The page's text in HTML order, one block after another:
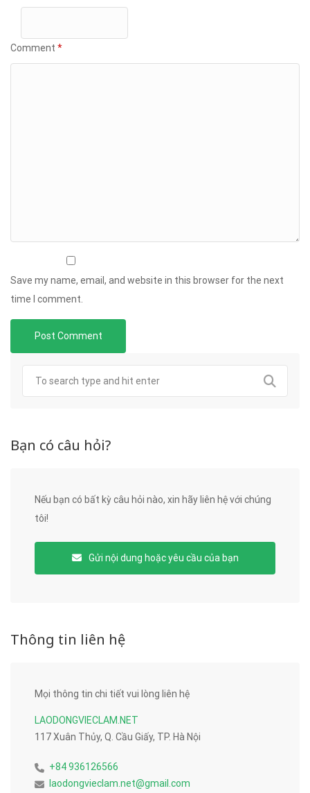
Comment *
Save my name, email, and website in this browser for the next
time I comment.
Bạn có câu hỏi?
Nếu bạn có bất kỳ câu hỏi nào, xin hãy liên hệ với chúng
tôi!
Gửi nội dung hoặc yêu cầu của bạn
Thông tin liên hệ
Mọi thông tin chi tiết vui lòng liên hệ
LAODONGVIECLAM.NET
117 Xuân Thủy, Q. Cầu Giấy, TP. Hà Nội
+84 936126566
laodongvieclam.net@gmail.com